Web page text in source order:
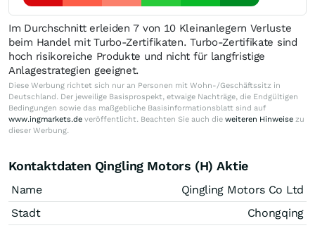
Im Durchschnitt erleiden 7 von 10 Kleinanlegern Verluste
beim Handel mit Turbo-Zertifikaten. Turbo-Zertifikate sind
hoch risikoreiche Produkte und nicht für langfristige
Anlagestrategien geeignet.
Diese Werbung richtet sich nur an Personen mit Wohn-/Geschäftssitz in
Deutschland. Der jeweilige Basisprospekt, etwaige Nachträge, die Endgültigen
Bedingungen sowie das maßgebliche Basisinformationsblatt sind auf
www.ingmarkets.de veröffentlicht. Beachten Sie auch die weiteren Hinweise zu
dieser Werbung.
Kontaktdaten Qingling Motors (H) Aktie
Name
Qingling Motors Co Ltd
Stadt
Chongqing